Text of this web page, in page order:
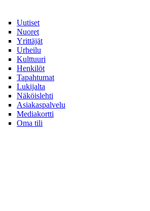
Uutiset
Nuoret
Yrittäjät
Urheilu
Kulttuuri
Henkilöt
Tapahtumat
Lukijalta
Näköislehti
Asiakaspalvelu
Mediakortti
Oma tili